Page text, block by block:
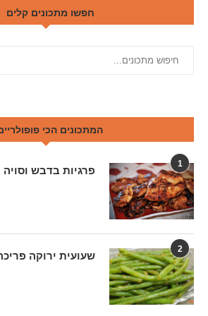
חפשו מתכונים קלים
המתכונים הכי
1
פרגיות בדבש וסויה
2
שעועית ירוקה